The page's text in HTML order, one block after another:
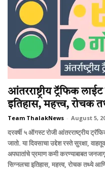
आंतरराष्ट्रीय ट्रॅफिक
इतिहास, महत्त्व, रोचक
Team ThalakNews - August 5,
दरवर्षी ५ ऑगस्ट रोजी आंतरराष्ट्रीय
जातो. या दिवसाचा उद्देश रस्ते सुरक्षा,
अपघातांचे प्रमाण कमी करण्याबाबत
सिग्नलचा इतिहास, महत्त्व, रोचक तथ्ये